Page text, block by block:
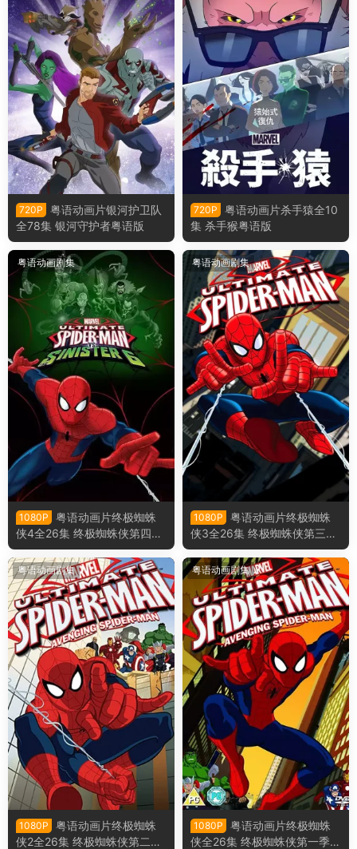
720P
粤语动画片银河护卫队
全78集 银河守护者粤语版
720P
粤语动画片杀手猿全10
集 杀手猴粤语版
粤语动画剧集
1080P
粤语动画片终极蜘蛛
侠4全26集 终极蜘蛛侠第四季
粤语版
粤语动画剧集
1080P
粤语动画片终极蜘蛛
侠3全26集 终极蜘蛛侠第三季
粤语版
粤语动画剧集
1080P
粤语动画片终极蜘蛛
侠2全26集 终极蜘蛛侠第二季
粤语动画剧集
1080P
粤语动画片终极蜘蛛
侠全26集 终极蜘蛛侠第一季粤